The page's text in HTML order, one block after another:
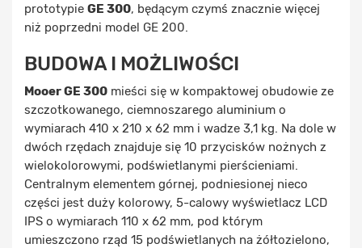
prototypie GE 300, będącym czymś znacznie więcej
niż poprzedni model GE 200.
BUDOWA I MOŻLIWOŚCI
Mooer GE 300 mieści się w kompaktowej obudowie ze
szczotkowanego, ciemnoszarego aluminium o
wymiarach 410 x 210 x 62 mm i wadze 3,1 kg. Na dole w
dwóch rzędach znajduje się 10 przycisków nożnych z
wielokolorowymi, podświetlanymi pierścieniami.
Centralnym elementem górnej, podniesionej nieco
części jest duży kolorowy, 5-calowy wyświetlacz LCD
IPS o wymiarach 110 x 62 mm, pod którym
umieszczono rząd 15 podświetlanych na żółtozielono,